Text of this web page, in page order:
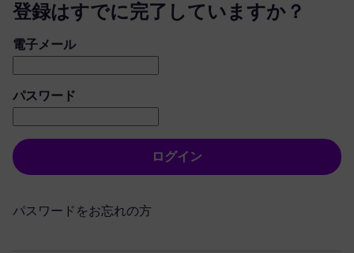
登録はすでに完了していますか？
ログイン：ユーザーとパスワード
電子メール
パスワード
ログイン
パスワードをお忘れの方